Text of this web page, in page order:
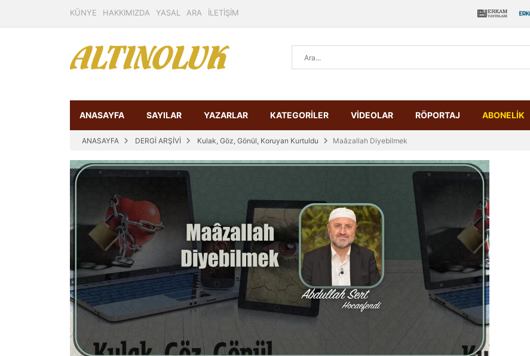
KÜNYE HAKKIMIZDA YASAL ARA İLETİŞİM
ANASAYFA SAYILAR YAZARLAR KATEGORİLER VİDEOLAR RÖPORTAJ ABONELİK
ANASAYFA DERGİ ARŞİVİ Kulak, Göz, Gönül, Koruyan Kurtuldu Maâzallah Diyebilmek